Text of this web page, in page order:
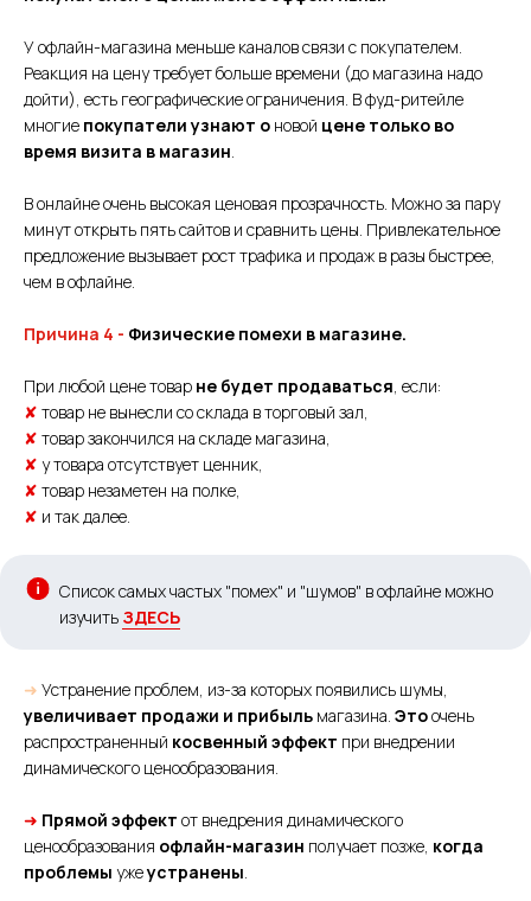
У офлайн-магазина меньше каналов связи с покупателем.
Реакция на цену требует больше времени (до магазина надо
дойти), есть географические ограничения. В фуд-ритейле
многие покупатели узнают о новой цене только во
время визита в магазин.
В онлайне очень высокая ценовая прозрачность. Можно за пару
минут открыть пять сайтов и сравнить цены. Привлекательное
предложение вызывает рост трафика и продаж в разы быстрее,
чем в офлайне.
Причина 4 - Физические помехи в магазине.
При любой цене товар не будет продаваться, если:
✘ товар не вынесли со склада в торговый зал,
✘ товар закончился на складе магазина,
✘ у товара отсутствует ценник,
✘ товар незаметен на полке,
✘ и так далее.
Список самых частых "помех" и "шумов" в офлайне можно
изучить ЗДЕСЬ
➜ Устранение проблем, из-за которых появились шумы,
увеличивает продажи и прибыль магазина. Этоочень
распространенный косвенный эффект при внедрении
динамического ценообразования.
➜ Прямой эффект от внедрения динамического
ценообразования офлайн-магазин получает позже, когда
проблемы ужеустранены.